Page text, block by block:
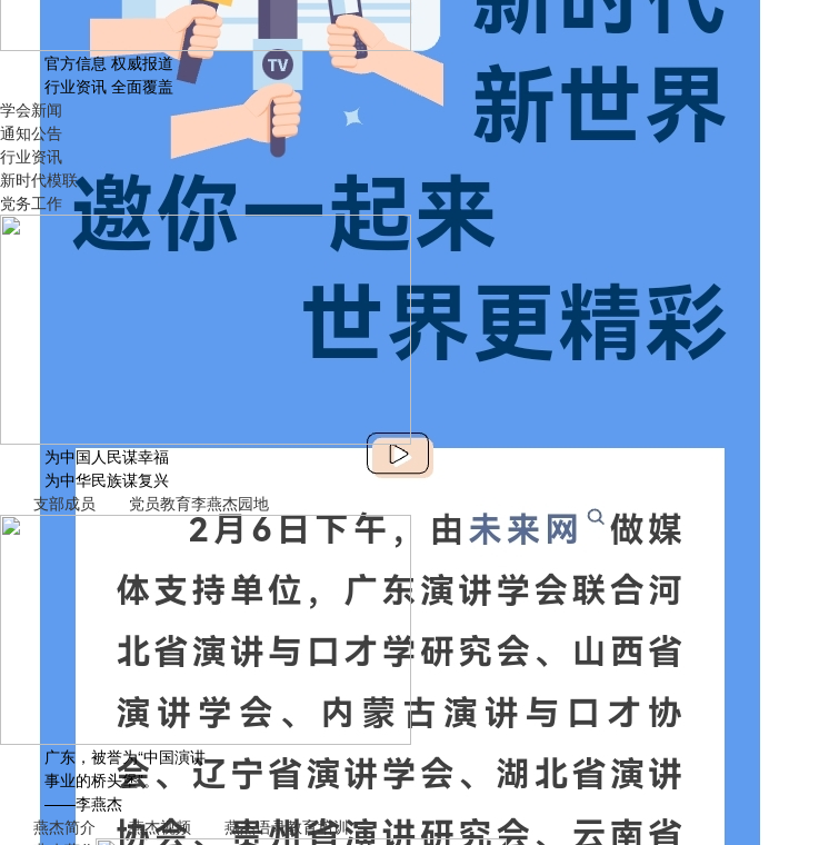
官方信息 权威报道
行业资讯 全面覆盖
学会新闻
通知公告
行业资讯
新时代模联
党务工作
为中国人民谋幸福
为中华民族谋复兴
支部成员
党员教育李燕杰园地
广东，被誉为“中国演讲
事业的桥头堡”。
——李燕杰
燕杰简介
燕杰视频
燕杰语录教育培训